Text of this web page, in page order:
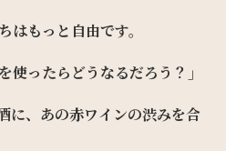
はもっと自由です。
使ったらどうなるだろう？」
に、あの赤ワインの渋みを合